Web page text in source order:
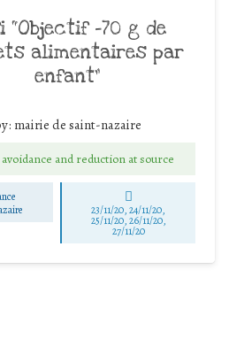
“Objectif -70 g de
alimentaires par
enfant”
mairie de saint-nazaire
and reduction at source
23/11/20, 24/11/20,
25/11/20, 26/11/20,
27/11/20